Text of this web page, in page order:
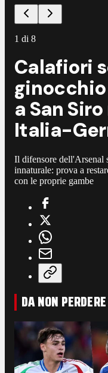
1 di 8
Calafiori
a San
Italia-
Il difensore dell'Arsenal
innaturale: prova a
con le proprie gambe
DA NON PERDERE